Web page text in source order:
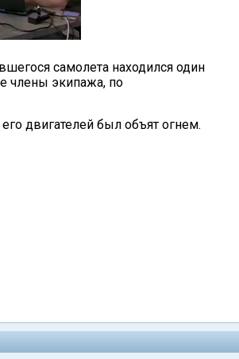
самолета находился один
члены экипажа, по
двигателей был объят огнем.